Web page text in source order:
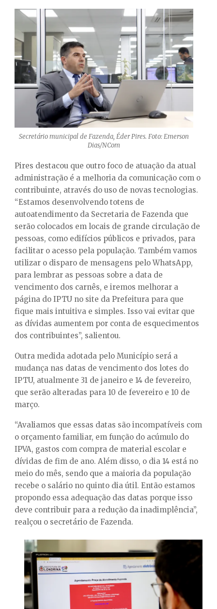
Secretário municipal de Fazenda, Éder Pires. Foto: Emerson
Dias/NCom
Pires destacou que outro foco de atuação da atual
administração é a melhoria da comunicação com o
contribuinte, através do uso de novas tecnologias.
“Estamos desenvolvendo totens de
autoatendimento da Secretaria de Fazenda que
serão colocados em locais de grande circulação de
pessoas, como edifícios públicos e privados, para
facilitar o acesso pela população. Também vamos
utilizar o disparo de mensagens pelo WhatsApp,
para lembrar as pessoas sobre a data de
vencimento dos carnês, e iremos melhorar a
página do IPTU no site da Prefeitura para que
fique mais intuitiva e simples. Isso vai evitar que
as dívidas aumentem por conta de esquecimentos
dos contribuintes”, salientou.
Outra medida adotada pelo Município será a
mudança nas datas de vencimento dos lotes do
IPTU, atualmente 31 de janeiro e 14 de fevereiro,
que serão alteradas para 10 de fevereiro e 10 de
março.
“Avaliamos que essas datas são incompatíveis com
o orçamento familiar, em função do acúmulo do
IPVA, gastos com compra de material escolar e
dívidas de fim de ano. Além disso, o dia 14 está no
meio do mês, sendo que a maioria da população
recebe o salário no quinto dia útil. Então estamos
propondo essa adequação das datas porque isso
deve contribuir para a redução da inadimplência”,
realçou o secretário de Fazenda.